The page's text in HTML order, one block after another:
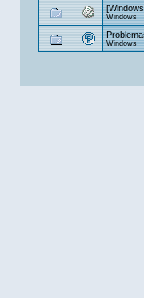
Windows
Windows